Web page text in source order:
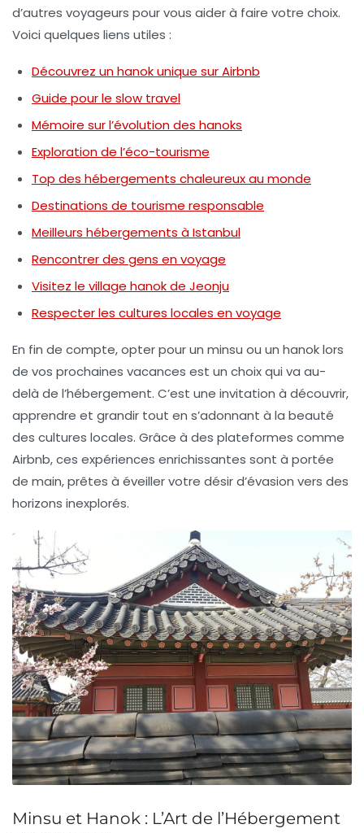
d’autres voyageurs pour vous aider à faire votre choix.
Voici quelques liens utiles :
Découvrez un hanok unique sur Airbnb
Guide pour le slow travel
Mémoire sur l’évolution des hanoks
Exploration de l’éco-tourisme
Top des hébergements chaleureux au monde
Destinations de tourisme responsable
Meilleurs hébergements à Istanbul
Rencontrer des gens en voyage
Visitez le village hanok de Jeonju
Respecter les cultures locales en voyage
En fin de compte, opter pour un minsu ou un hanok lors
de vos prochaines vacances est un choix qui va au-
delà de l’hébergement. C’est une invitation à découvrir,
apprendre et grandir tout en s’adonnant à la beauté
des cultures locales. Grâce à des plateformes comme
Airbnb, ces expériences enrichissantes sont à portée
de main, prêtes à éveiller votre désir d’évasion vers des
horizons inexplorés.
Minsu et Hanok : L’Art de l’Hébergement